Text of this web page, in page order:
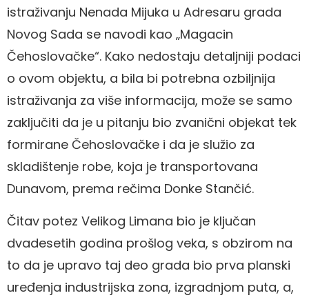
istraživanju Nenada Mijuka u Adresaru grada
Novog Sada se navodi kao „Magacin
Čehoslovačke“. Kako nedostaju detaljniji podaci
o ovom objektu, a bila bi potrebna ozbiljnija
istraživanja za više informacija, može se samo
zaključiti da je u pitanju bio zvanični objekat tek
formirane Čehoslovačke i da je služio za
skladištenje robe, koja je transportovana
Dunavom, prema rečima Donke Stančić.
Čitav potez Velikog Limana bio je ključan
dvadesetih godina prošlog veka, s obzirom na
to da je upravo taj deo grada bio prva planski
uređenja industrijska zona, izgradnjom puta, a,